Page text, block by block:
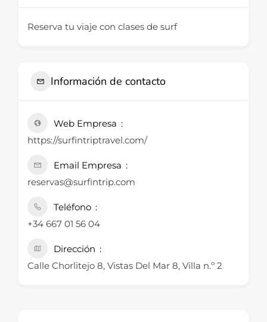
Reserva tu viaje con clases de surf
Información de contacto
Web Empresa
https://surfintriptravel.com/
Email Empresa
reservas@surfintrip.com
Teléfono
+34 667 01 56 04
Dirección
Calle Chorlitejo 8, Vistas Del Mar 8, Villa n.º 2